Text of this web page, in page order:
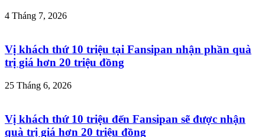
4 Tháng 7, 2026
Vị khách thứ 10 triệu tại Fansipan nhận phần quà
trị giá hơn 20 triệu đồng
25 Tháng 6, 2026
Vị khách thứ 10 triệu đến Fansipan sẽ được nhận
quà trị giá hơn 20 triệu đồng